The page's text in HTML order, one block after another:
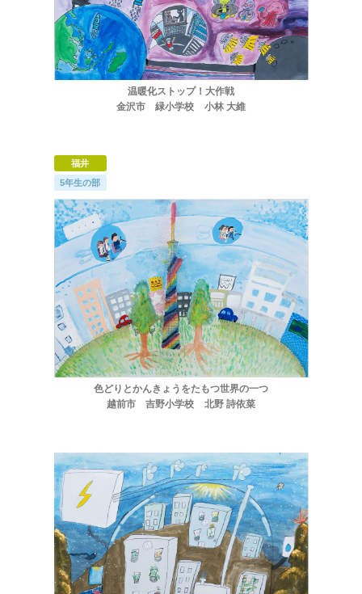
温暖化ストップ！大作戦
金沢市 緑小学校 小林 大維
福井
5年生の部
色どりとかんきょうをたもつ世界の一つ
越前市 吉野小学校 北野 詩依菜